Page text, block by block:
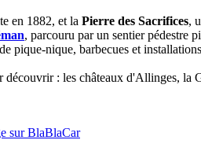
en 1882, et la Pierre des Sacrifices,
, parcouru par un sentier pédestre
pique-nique, barbecues et
: les châteaux d'Allinges,
sur BlaBlaCar